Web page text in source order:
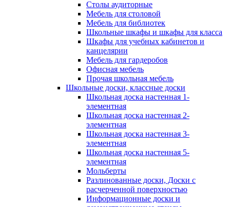
Столы аудиторные
Мебель для столовой
Мебель для библиотек
Школьные шкафы и шкафы для класса
Шкафы для учебных кабинетов и
канцелярии
Мебель для гардеробов
Офисная мебель
Прочая школьная мебель
Школьные доски, классные доски
Школьная доска настенная 1-
элементная
Школьная доска настенная 2-
элементная
Школьная доска настенная 3-
элементная
Школьная доска настенная 5-
элементная
Мольберты
Разлинованные доски, Доски с
расчерченной поверхностью
Информационные доски и